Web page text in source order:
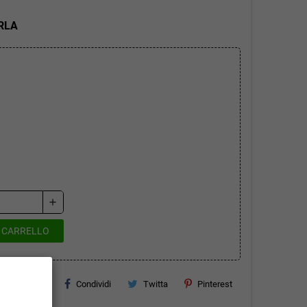
add
Condividi Twitta Pinterest